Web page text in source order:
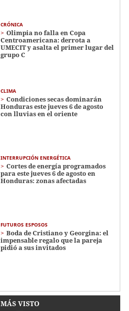
CRÓNICA
Olimpia no falla en Copa
Centroamericana: derrota a
UMECIT y asalta el primer lugar del
grupo C
CLIMA
Condiciones secas dominarán
Honduras este jueves 6 de agosto
con lluvias en el oriente
INTERRUPCIÓN ENERGÉTICA
Cortes de energía programados
para este jueves 6 de agosto en
Honduras: zonas afectadas
FUTUROS ESPOSOS
Boda de Cristiano y Georgina: el
impensable regalo que la pareja
pidió a sus invitados
MÁS VISTO